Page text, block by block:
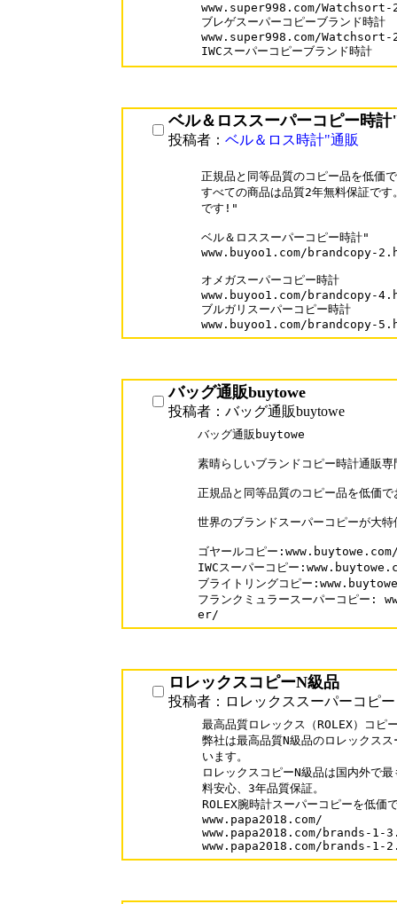
www.super998.com/
ブレゲスーパーコピーブランド時計
www.super998.com/
IWCスーパーコピーブランド時計
ベル＆ロススーパーコピー時
投稿者： ベル＆ロス時計"通販
正規品と同等品質のコピー品を低価
すべての商品は品質2年無料保証で
です!"
ベル＆ロススーパーコピー時計"
www.buyoo1.com/brandcopy-
オメガスーパーコピー時計
www.buyoo1.com/brandcopy-
ブルガリスーパーコピー時計
バッグ通販buytowe
投稿者：バッグ通販buytowe
バッグ通販buytowe
素晴らしいブランドコピー時計通販
正規品と同等品質のコピー品を低価
世界のブランドスーパーコピーが大
ゴヤールコピー
IWCスーパーコピー
ブライトリングコピー
フランクミュラースーパーコピ
er/
ロレックスコピーN級品
投稿者：ロレックススーパーコピー
最高品質ロレックス（ROLEX）コピ
弊社は最高品質N級品のロレックス
います。
ロレックスコピーN級品は国内外で
料安心、3年品質保証。
ROLEX腕時計スーパーコピーを低価
www.papa2018.com/
www.papa2018.com/brands-